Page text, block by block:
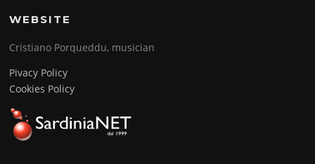
WEBSITE
Cristiano Porqueddu, musician
Pivacy Policy
Cookies Policy